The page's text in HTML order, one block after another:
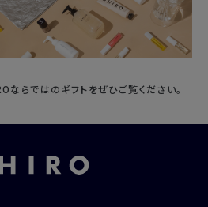
ならではのギフトをぜひご覧ください。